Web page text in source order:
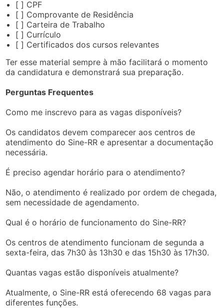
[ ] CPF
[ ] Comprovante de Residência
[ ] Carteira de Trabalho
[ ] Currículo
[ ] Certificados dos cursos relevantes
Ter esse material sempre à mão facilitará o momento
da candidatura e demonstrará sua preparação.
Perguntas Frequentes
Como me inscrevo para as vagas disponíveis?
Os candidatos devem comparecer aos centros de
atendimento do Sine-RR e apresentar a documentação
necessária.
É preciso agendar horário para o atendimento?
Não, o atendimento é realizado por ordem de chegada,
sem necessidade de agendamento.
Qual é o horário de funcionamento do Sine-RR?
Os centros de atendimento funcionam de segunda a
sexta-feira, das 7h30 às 13h30 e das 15h30 às 17h30.
Quantas vagas estão disponíveis atualmente?
Atualmente, o Sine-RR está oferecendo 68 vagas para
diferentes funções.